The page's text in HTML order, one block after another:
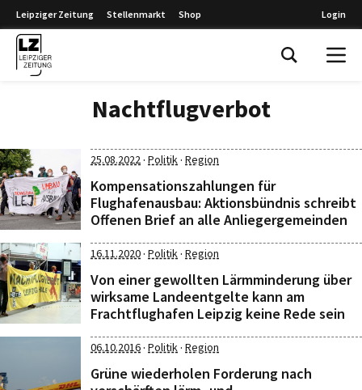
Leipziger Zeitung Stellenmarkt Shop Login
Nachtflugverbot
25.08.2022· Politik· Region
Kompensationszahlungen für
Flughafenausbau: Aktionsbündnis schreibt
Offenen Brief an alle Anliegergemeinden
16.11.2020· Politik· Region
Von einer gewollten Lärmminderung über
wirksame Landeentgelte kann am
Frachtflughafen Leipzig keine Rede sein
06.10.2016· Politik· Region
Grüne wiederholen Forderung nach